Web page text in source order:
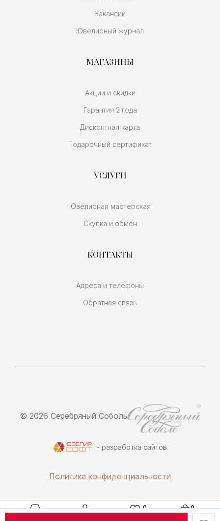
Вакансии
Ювелирный журнал
МАГАЗИНЫ
Акции и скидки
Гарантия 2 года
Дисконтная карта
Подарочный сертификат
УСЛУГИ
Ювелирная мастерская
Скупка и обмен
КОНТАКТЫ
Адреса и телефоны
Обратная связь
© 2026 Серебряный Соболь
- разработка сайтов
Политика конфиденциальности